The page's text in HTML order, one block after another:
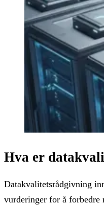
Hva er
Datakvalitetsrådgivning
vurderinger for å forbedre